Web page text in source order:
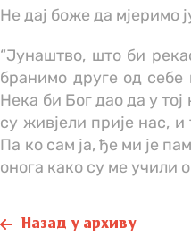
Не дај боже да мјеримо
“Јунаштво, што би
бранимо друге од
Нека би Бог дао да у
су живјели прије нас,
Па ко сам ја, ђе ми је
онога како су ме учили
Назад у архиву